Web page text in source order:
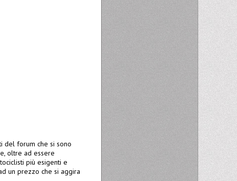
del forum che si sono
oltre ad essere
più esigenti e
un prezzo che si aggira